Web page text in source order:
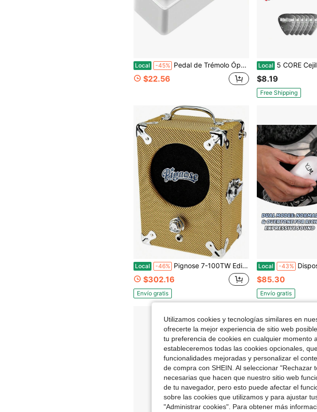
Local -45% Pedal de Trémolo Óptico Compacto para Guitarra - IOppWin Trelicopter con Control de Color de Bias, True Bypass, Carcasa de Metal - Gran Rango de Velocidad & Profundidad para Efectos de Pulsación Vintage
$22.56
Local 5 CORE Cejilla de guitarra de 5 núcleos de
$8.19
Free Shipping
Local -46% Pignose 7-100TW Edición Especial Revestimiento de Tweed
$302.16
Envío gratis
Local -43% Dispositivo de sostenimiento de
$85.30
Envío gratis
Utilizamos cookies y tecnologías similares en
ofrecerte la mejor experiencia de sitio web
tu preferencia de cookies en cualquier momento
estableceremos todas las cookies opcionales,
funcionalidades mejoradas y personalizar el
de compra con SHEIN. Al seleccionar
necesarias que hacen que nuestro sitio web
de tu navegador, pero esto puede afectar el
sobre las cookies que utilizamos y para ajustar
"Administrar cookies". Para obtener más